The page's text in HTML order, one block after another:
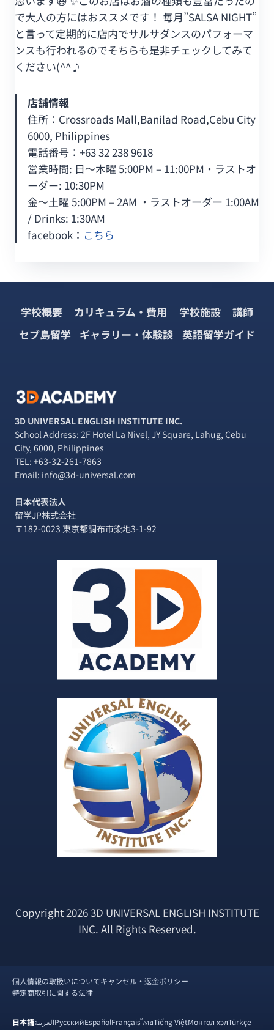
で大人の方にはおススメです！ 毎月”SALSA NIGHT”
と言って定期的に店内でサルサダンスのパフォーマ
ンスも行われるのでそちらも是非チェックしてみて
ください(^^♪
店舗情報
住所：Crossroads Mall,Banilad Road,Cebu City
6000, Philippines
電話番号：+63 32 238 9618
営業時間: 日〜木曜 5:00PM – 11:00PM・ラストオ
ーダー: 10:30PM
金〜土曜 5:00PM – 2AM ・ラストオーダー 1:00AM
/ Drinks: 1:30AM
facebook： こちら
学校概要 カリキュラム・費用 学校施設
講師
セブ島留学 ギャラリー・体験談 英語留学ガイド
3D UNIVERSAL ENGLISH INSTITUTE INC.
School Address: 2F Hotel La Nivel, JY Square, Lahug, Cebu
City, 6000, Philippines
TEL: +63-32-261-7863
Email: info@3d-universal.com
日本代表法人
留学JP株式会社
〒182-0023 東京都調布市染地3-1-92
Copyright 2026 3D UNIVERSAL ENGLISH INSTITUTE
INC. All Rights Reserved.
個人情報の取扱いについてキャンセル・返金ポリシー
特定商取引に関する法律
日本語العربيةРусскийEspañolFrançaisไทยTiếng ViệtМонгол хэлTürkçe